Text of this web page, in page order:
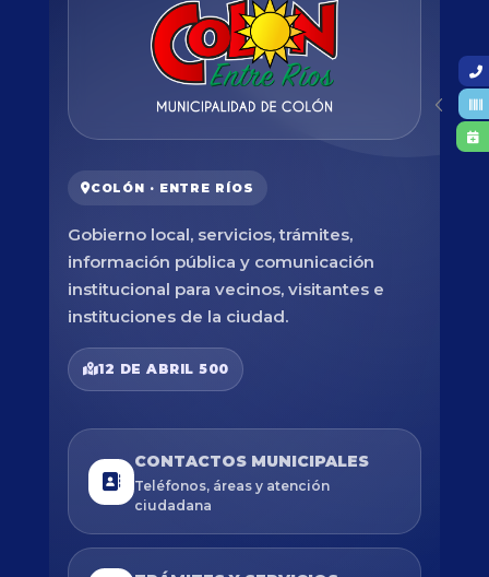
COLÓN · ENTRE RÍOS
Gobierno local, servicios, trámites,
información pública y comunicación
institucional para vecinos, visitantes e
instituciones de la ciudad.
12 DE ABRIL 500
CONTACTOS MUNICIPALES
Teléfonos, áreas y atención
ciudadana